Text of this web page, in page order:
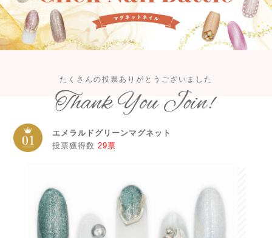
たくさんの投票ありがとうございました
エメラルドグリーンマグネット
投票獲得数 29票